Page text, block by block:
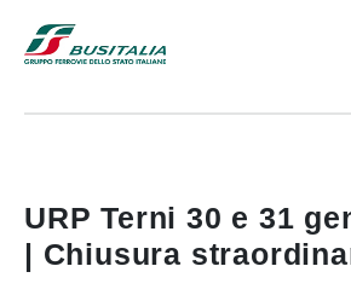
URP Terni 30 e 31
| Chiusura